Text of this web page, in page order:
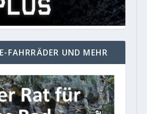
FAHRRÄDER UND MEHR